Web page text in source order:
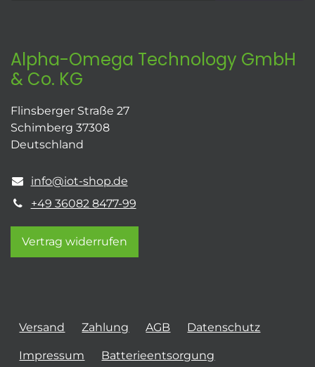
Alpha-Omega Technology GmbH
& Co. KG
Flinsberger Straße 27
Schimberg 37308
Deutschland
info@iot-shop.de
+49 36082 8477-99
Vertrag widerrufen
Versand Zahlung AGB Datenschutz
Impressum Batterieentsorgung